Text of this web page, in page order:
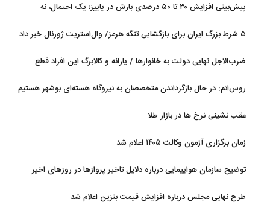
پیش‌بینی افزایش ۳۰ تا ۵۰ درصدی بارش در پاییز؛ یک احتمال، نه
۵ شرط بزرگ ایران برای بازگشایی تنگه هرمز/ وال‌استریت ژورنال خبر داد
ضرب‌الاجل نهایی دولت به خانوارها / یارانه و کالابرگ این افراد قطع
روس‌اتم: در حال بازگرداندن متخصصان به نیروگاه هسته‌ای بوشهر هستیم
عقب نشینی نرخ ها در بازار طلا
زمان برگزاری آزمون وکالت ۱۴۰۵ اعلام شد
توضیح سازمان هواپیمایی درباره دلایل تاخیر پروازها در روزهای اخیر
طرح نهایی مجلس درباره افزایش قیمت بنزین اعلام شد